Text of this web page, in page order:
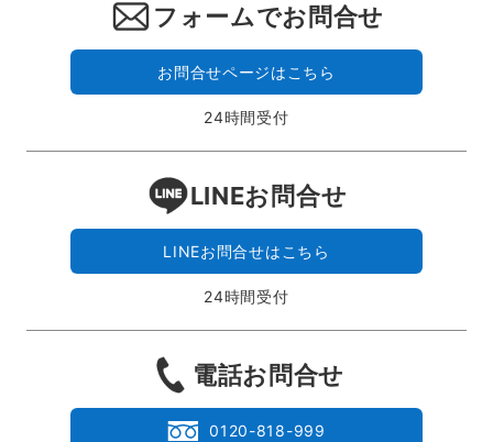
フォームでお問合せ
お問合せページはこちら
24時間受付
LINEお問合せ
LINEお問合せはこちら
24時間受付
電話お問合せ
0120-818-999